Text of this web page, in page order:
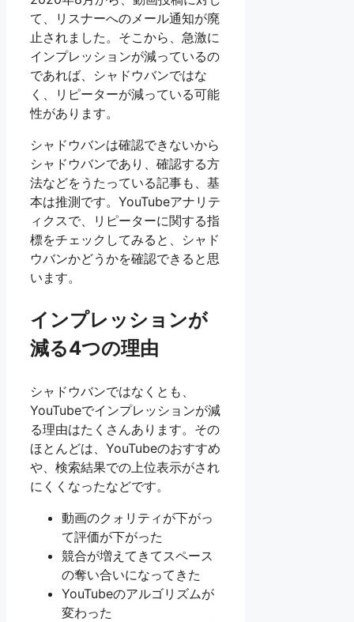
て、リスナーへのメール通知が廃
止されました。そこから、急激に
インプレッションが減っているの
であれば、シャドウバンではな
く、リピーターが減っている可能
性があります。
シャドウバンは確認できないから
シャドウバンであり、確認する方
法などをうたっている記事も、基
本は推測です。YouTubeアナリテ
ィクスで、リピーターに関する指
標をチェックしてみると、シャド
ウバンかどうかを確認できると思
います。
インプレッションが
減る4つの理由
シャドウバンではなくとも、
YouTubeでインプレッションが減
る理由はたくさんあります。その
ほとんどは、YouTubeのおすすめ
や、検索結果での上位表示がされ
にくくなったなどです。
動画のクォリティが下がっ
て評価が下がった
競合が増えてきてスペース
の奪い合いになってきた
YouTubeのアルゴリズムが
変わった